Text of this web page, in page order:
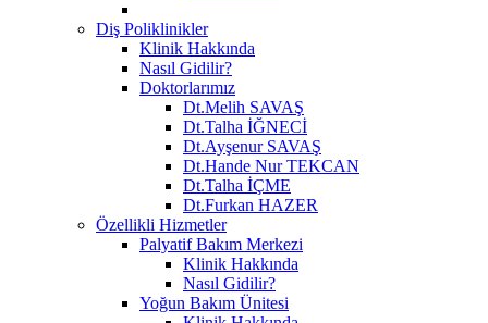
Diş Poliklinikler
Klinik Hakkında
Nasıl Gidilir?
Doktorlarımız
Dt.Melih SAVAŞ
Dt.Talha İĞNECİ
Dt.Ayşenur SAVAŞ
Dt.Hande Nur TEKCAN
Dt.Talha İÇME
Dt.Furkan HAZER
Özellikli Hizmetler
Palyatif Bakım Merkezi
Klinik Hakkında
Nasıl Gidilir?
Yoğun Bakım Ünitesi